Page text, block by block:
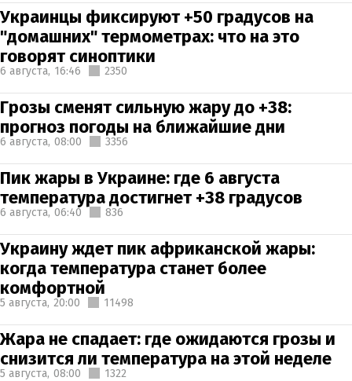
Украинцы фиксируют +50 градусов на
"домашних" термометрах: что на это
говорят синоптики
6 августа, 16:46 2350
Грозы сменят сильную жару до +38:
прогноз погоды на ближайшие дни
6 августа, 08:00 3356
Пик жары в Украине: где 6 августа
температура достигнет +38 градусов
6 августа, 06:40 836
Украину ждет пик африканской жары:
когда температура станет более
комфортной
5 августа, 20:00 11498
Жара не спадает: где ожидаются грозы и
снизится ли температура на этой неделе
5 августа, 08:00 1322